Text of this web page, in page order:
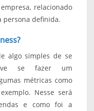
relacionado
persona definida.
algo simples de se
se fazer um
métricas como
Nesse será
e como foi a